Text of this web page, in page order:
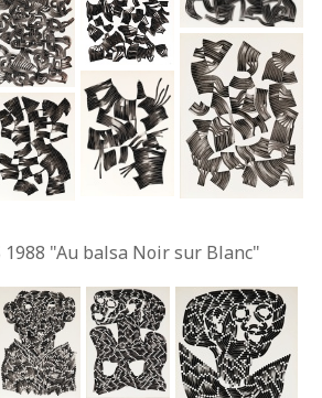
1988 "Au balsa Noir sur Blanc"